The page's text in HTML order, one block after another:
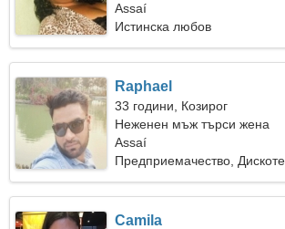
Assaí
Истинска любов
Raphael
33 години, Козирог
Неженен мъж търси жена
Assaí
Предприемачество,
Camila